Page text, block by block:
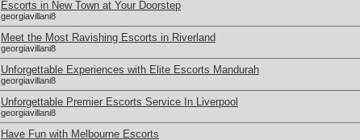
Escorts in New Town at Your Doorstep
georgiavillani8
Meet the Most Ravishing Escorts in Riverland
georgiavillani8
Unforgettable Experiences with Elite Escorts Mandurah
georgiavillani8
Unforgettable Premier Escorts Service In Liverpool
georgiavillani8
Have Fun with Melbourne Escorts